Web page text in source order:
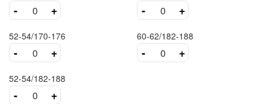
- +
52-54/170-176
- +
52-54/182-188
- +
- +
60-62/182-188
- +